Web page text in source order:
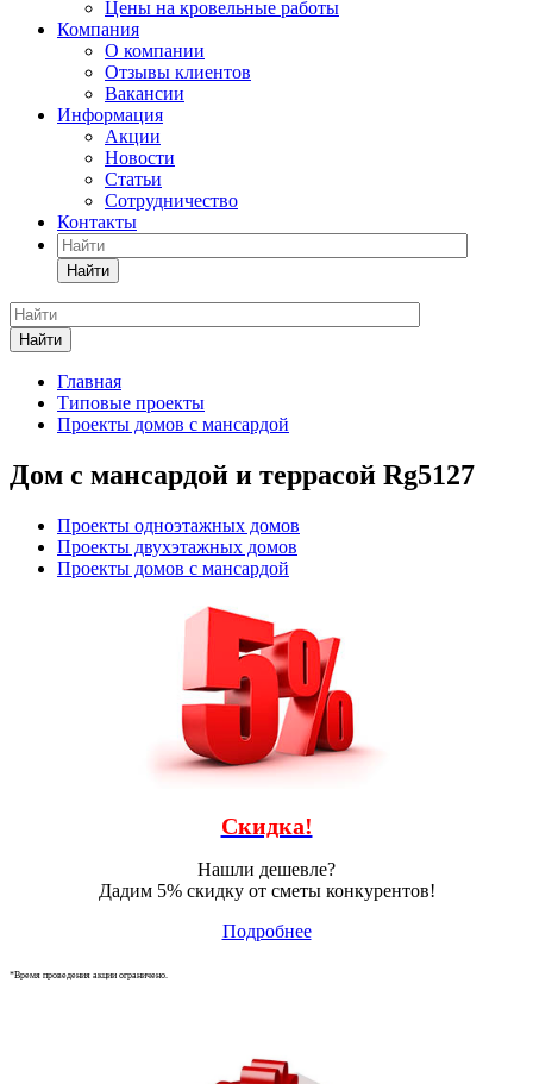
Цены на кровельные работы
Компания
О компании
Отзывы клиентов
Вакансии
Информация
Акции
Новости
Статьи
Сотрудничество
Контакты
Найти
Найти
Главная
Типовые проекты
Проекты домов с мансардой
Дом с мансардой и террасой Rg5127
Проекты одноэтажных домов
Проекты двухэтажных домов
Проекты домов с мансардой
Скидка!
Нашли дешевле?
Дадим 5% скидку от сметы конкурентов!
Подробнее
*Время проведения акции ограничено.